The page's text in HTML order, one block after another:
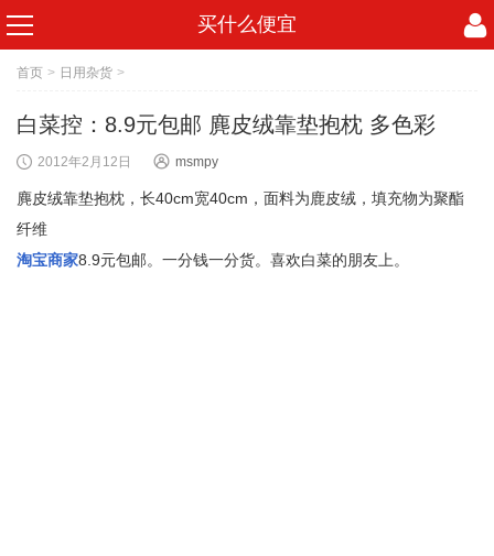
买什么便宜
首页 > 日用杂货 >
白菜控：8.9元包邮 麂皮绒靠垫抱枕 多色彩
2012年2月12日 msmpy
麂皮绒靠垫抱枕，长40cm宽40cm，面料为鹿皮绒，填充物为聚酯
纤维
淘宝商家8.9元包邮。一分钱一分货。喜欢白菜的朋友上。